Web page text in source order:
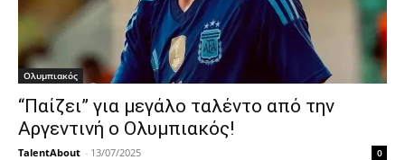
Ολυμπιακός
“Παίζει” για μεγάλο ταλέντο από την
Αργεντινή ο Ολυμπιακός!
TalentAbout - 13/07/2025 0